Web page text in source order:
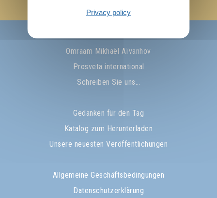
Omraam Mikhaël Aïvanhov
Prosveta international
Schreiben Sie uns…
Gedanken für den Tag
Katalog zum Herunterladen
Unsere neuesten Veröffentlichungen
Allgemeine Geschäftsbedingungen
Datenschutzerklärung
Privacy policy